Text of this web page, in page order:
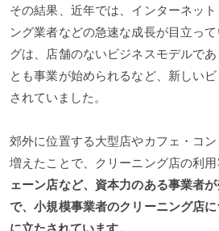
その結果、近年では、インターネッ
ング業者などの急速な成長が目立っ
グは、店舗のないビジネスモデルで
とも事業が始められるなど、新しい
されていました。
郊外に位置する大型店やカフェ・コ
増えたことで、クリーニング店の利用
ェーン店など、資本力のある事業者
で、小規模事業者のクリーニング店
に立たされています。